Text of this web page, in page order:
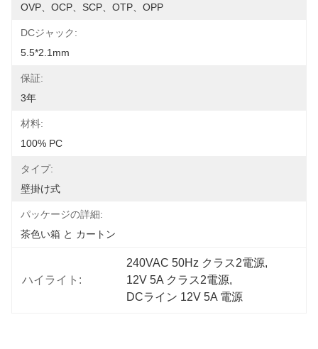
OVP、OCP、SCP、OTP、OPP
DCジャック:
5.5*2.1mm
保証:
3年
材料:
100% PC
タイプ:
壁掛け式
パッケージの詳細:
茶色い箱 と カートン
ハイライト:
240VAC 50Hz クラス2電源,
12V 5A クラス2電源,
DCライン 12V 5A 電源